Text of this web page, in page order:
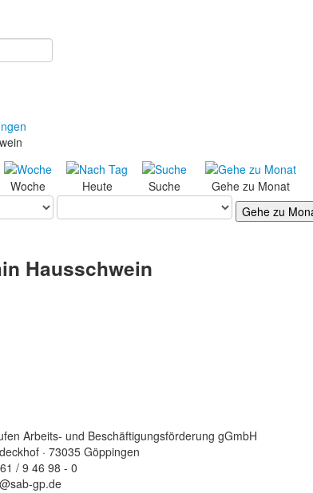
Woche Heute Suche
Gehe zu Monat
Gehe zu
Hausschwein
Arbeits- und Beschäftigungsförderung gGmbH
· 73035 Göppingen
/ 9 46 98 - 0
gp.de